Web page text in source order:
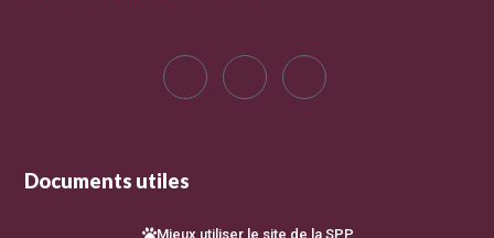
Documents utiles
Mieux utiliser le site de la SPP